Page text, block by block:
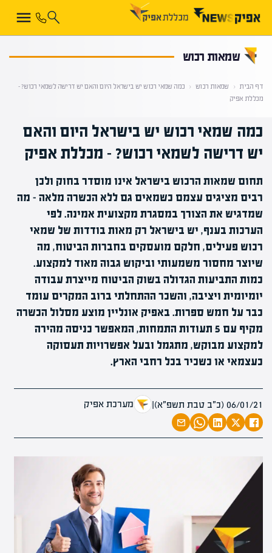
שמאות רכוש
דף הבית ‹ שמאות רכוש ‹ כמה שמאי רכוש יש בישראל היום והאם יש דרישה לשמאי רכוש? –
מכללת אפיק
כמה שמאי רכוש יש בישראל היום והאם
יש דרישה לשמאי רכוש? – מכללת אפיק
תחום שמאות הרכוש בישראל אינו מוסדר בחוק ולכן
רבים מציגים עצמם כשמאים גם ללא הכשרה מלאה – מה
שמדגיש את הצורך במסגרת מקצועית אמינה. לפי
הערכות בענף, יש בישראל רק מאות בודדות של שמאי
רכוש פעילים, חלקם מועסקים בחברות הביטוח, מה
שיוצר מחסור משמעותי וביקוש גבוה מאוד למקצוע.
כמות התביעות הגדולה בשוק הביטוח מייצרת עבודה
יומיומית ויציבה, והשכר ההתחלתי ברוב המקרים עומד
כבר על חמש ספרות. באפיק אונליין מוצע מסלול הכשרה
מקיף עם 5 תעודות התמחות, המאפשר כניסה מהירה
למקצוע מבוקש, מתגמל ובעל אפשרויות תעסוקה
כעצמאי או כשכיר בכל רחבי הארץ.
06/01/21 (כ״ב טבת תשפ״א) | מערכת אפיק